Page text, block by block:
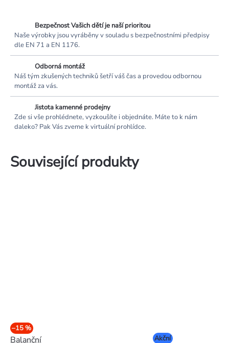
Bezpečnost Vašich dětí je naší prioritou
Naše výrobky jsou vyráběny v souladu s bezpečnostními předpisy
dle EN 71 a EN 1176.
Odborná montáž
Náš tým zkušených techniků šetří váš čas a provedou odbornou
montáž za vás.
Jistota kamenné prodejny
Zde si vše prohlédnete, vyzkoušíte i objednáte. Máte to k nám
daleko? Pak Vás zveme k virtuální prohlídce.
Související produkty
–15 %
Balanční
Akční